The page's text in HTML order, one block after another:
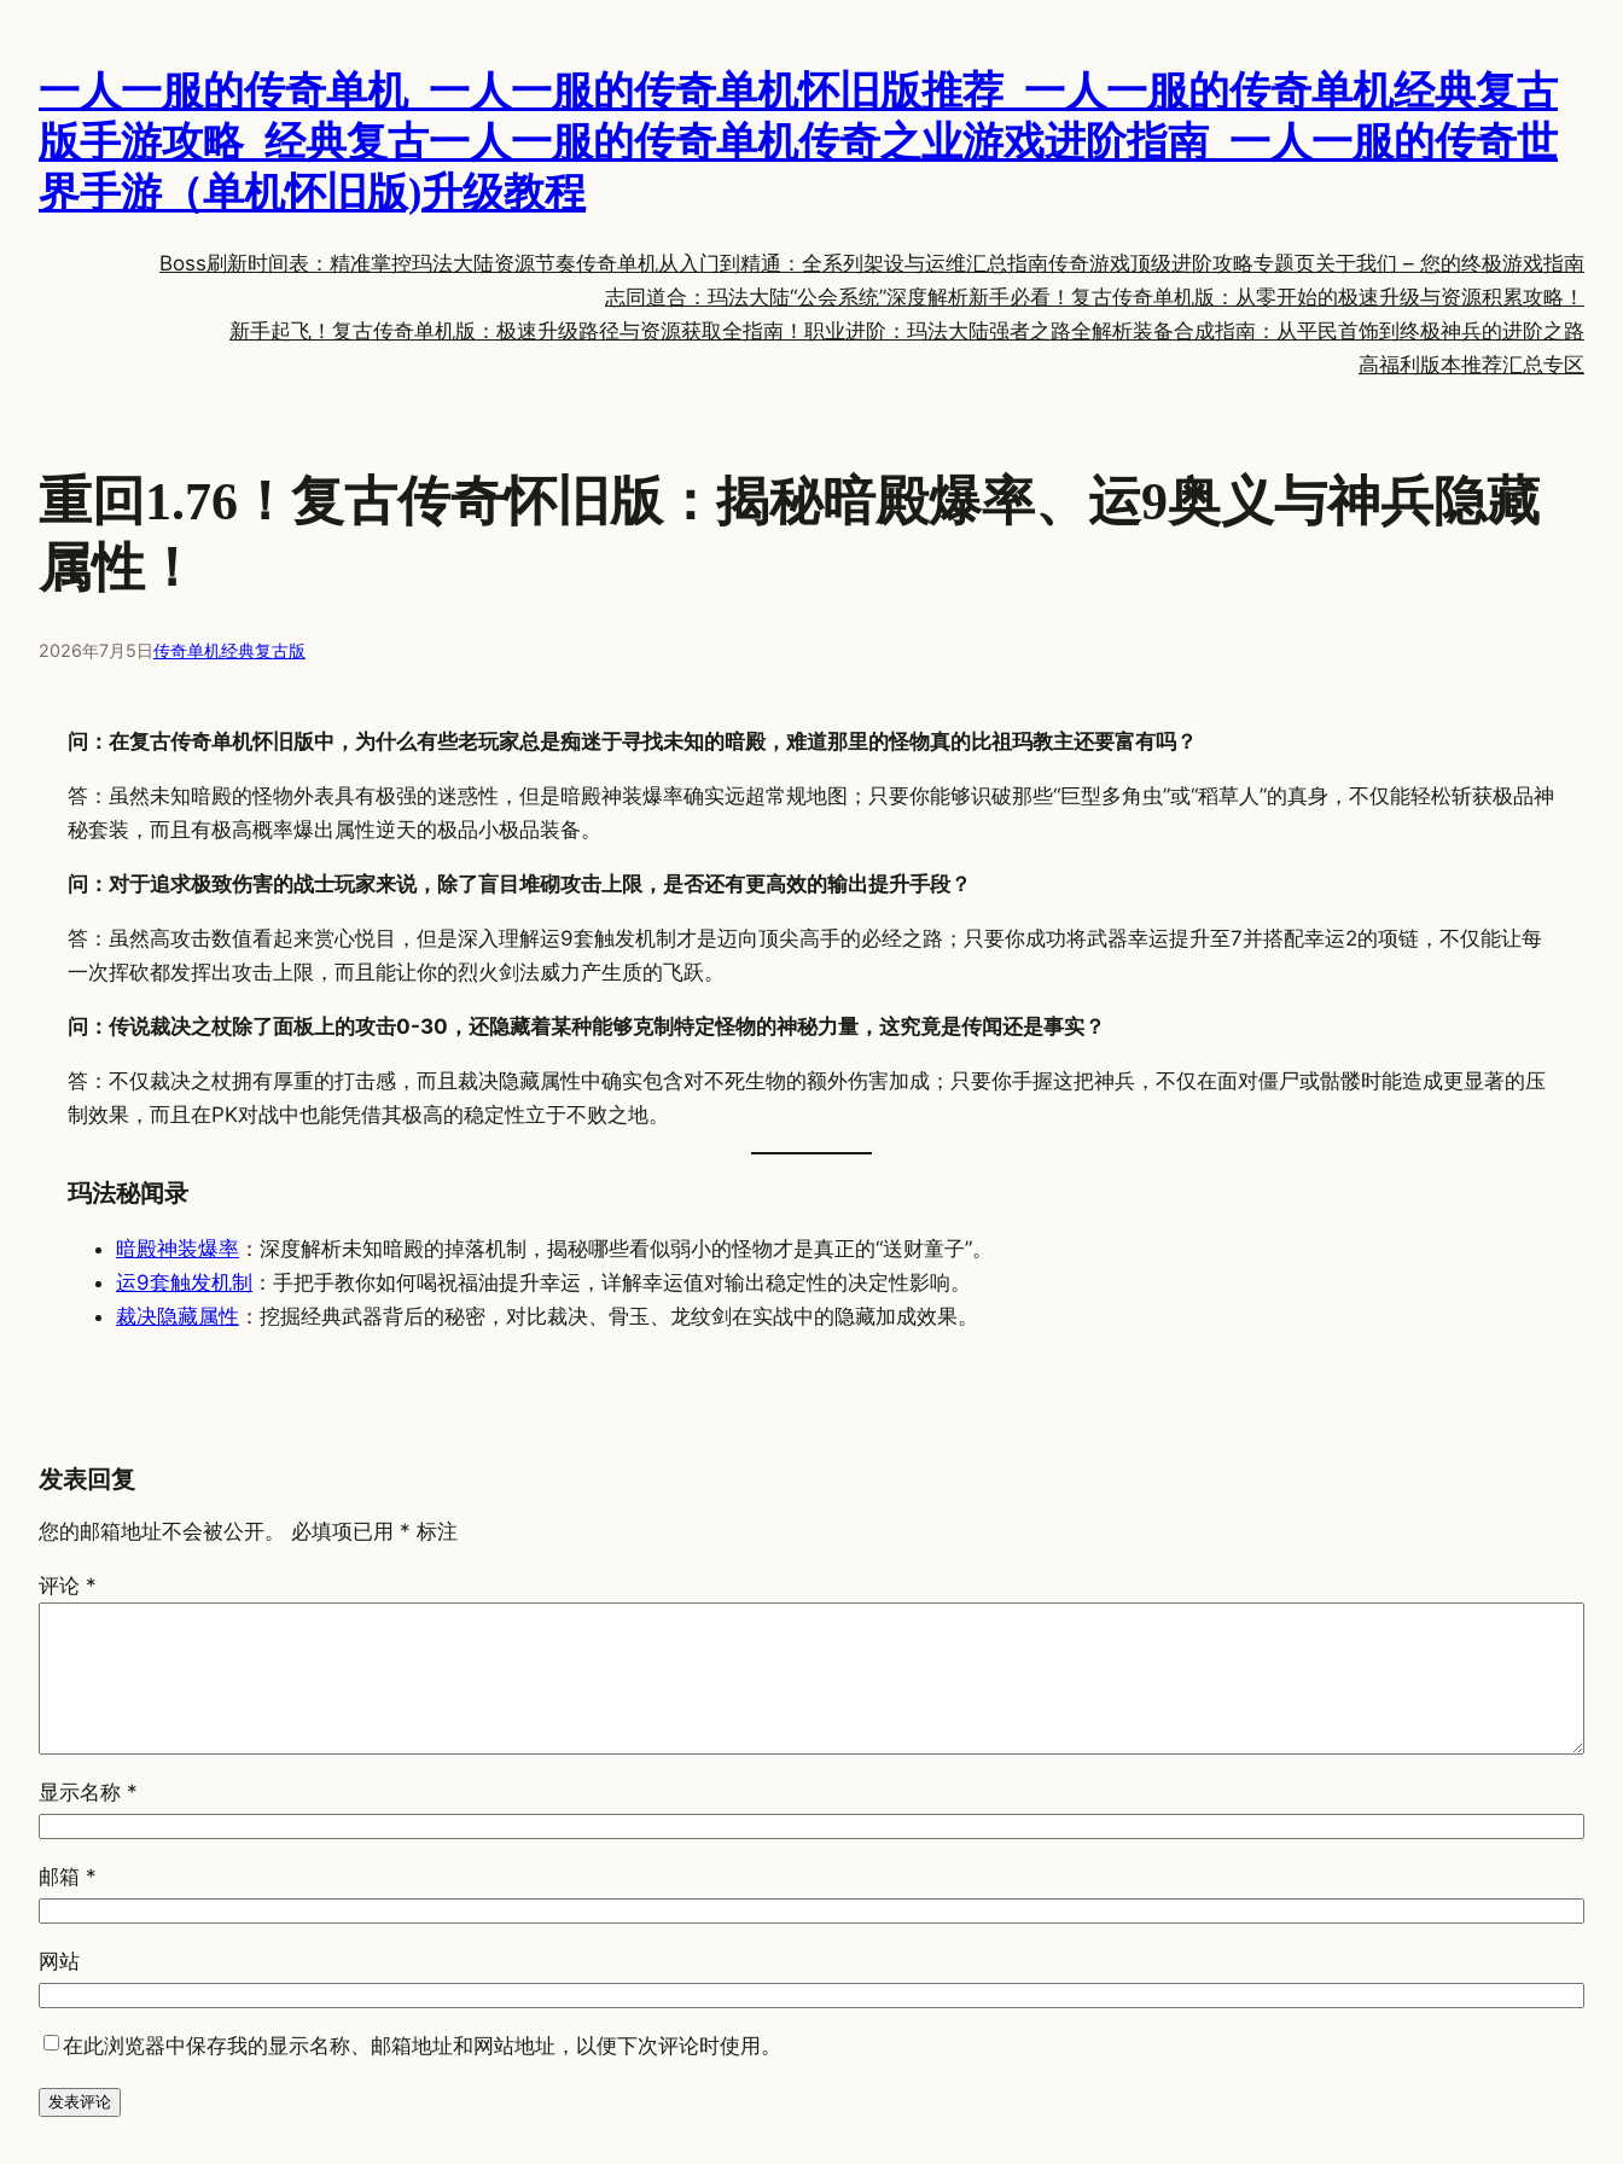
一人一服的传奇单机_一人一服的传奇单机怀旧版推荐_一人一服的传奇单机经典复古
版手游攻略_经典复古一人一服的传奇单机传奇之业游戏进阶指南_一人一服的传奇世
界手游（单机怀旧版)升级教程
Boss刷新时间表：精准掌控玛法大陆资源节奏传奇单机从入门到精通：全系列架设与运维汇总指南传奇游戏顶级进阶攻略专题页关于我们 – 您的终极游戏指南
志同道合：玛法大陆“公会系统”深度解析新手必看！复古传奇单机版：从零开始的极速升级与资源积累攻略！
新手起飞！复古传奇单机版：极速升级路径与资源获取全指南！ 职业进阶：玛法大陆强者之路全解析装备合成指南：从平民首饰到终极神兵的进阶之路
高福利版本推荐汇总专区
重回1.76！复古传奇怀旧版：揭秘暗殿爆率、运9奥义与神兵隐藏
属性！
2026年7月5日传奇单机经典复古版
问：在复古传奇单机怀旧版中，为什么有些老玩家总是痴迷于寻找未知的暗殿，难道那里的怪物真的比祖玛教主还要富有吗？
答：虽然未知暗殿的怪物外表具有极强的迷惑性，但是暗殿神装爆率确实远超常规地图；只要你能够识破那些“巨型多角虫”或“稻草人”的真身，不仅能轻松斩获极品神
秘套装，而且有极高概率爆出属性逆天的极品小极品装备。
问：对于追求极致伤害的战士玩家来说，除了盲目堆砌攻击上限，是否还有更高效的输出提升手段？
答：虽然高攻击数值看起来赏心悦目，但是深入理解运9套触发机制才是迈向顶尖高手的必经之路；只要你成功将武器幸运提升至7并搭配幸运2的项链，不仅能让每
一次挥砍都发挥出攻击上限，而且能让你的烈火剑法威力产生质的飞跃。
问：传说裁决之杖除了面板上的攻击0-30，还隐藏着某种能够克制特定怪物的神秘力量，这究竟是传闻还是事实？
答：不仅裁决之杖拥有厚重的打击感，而且裁决隐藏属性中确实包含对不死生物的额外伤害加成；只要你手握这把神兵，不仅在面对僵尸或骷髅时能造成更显著的压
制效果，而且在PK对战中也能凭借其极高的稳定性立于不败之地。
玛法秘闻录
暗殿神装爆率 ：深度解析未知暗殿的掉落机制，揭秘哪些看似弱小的怪物才是真正的“送财童子”。
运9套触发机制 ：手把手教你如何喝祝福油提升幸运，详解幸运值对输出稳定性的决定性影响。
裁决隐藏属性 ：挖掘经典武器背后的秘密，对比裁决、骨玉、龙纹剑在实战中的隐藏加成效果。
发表回复
您的邮箱地址不会被公开。 必填项已用 * 标注
评论 *
显示名称 *
邮箱 *
网站
在此浏览器中保存我的显示名称、邮箱地址和网站地址，以便下次评论时使用。